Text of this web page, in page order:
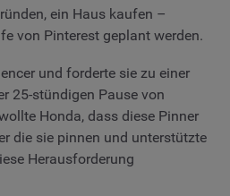
ein Haus kaufen –
von Pinterest geplant werden.
und forderte sie zu einer
25-stündigen Pause von
Honda, dass diese Pinner
die sie pinnen und unterstützte
Herausforderung